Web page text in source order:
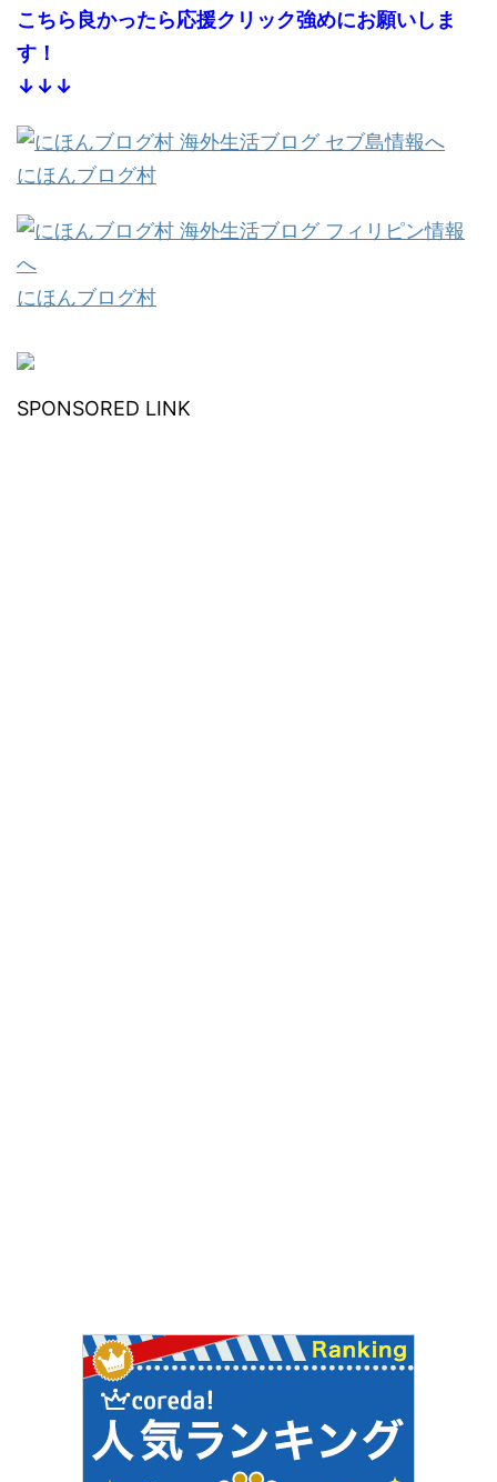
こちら良かったら応援クリック強めにお願いしま
す！
↓↓↓
にほんブログ村
にほんブログ村
SPONSORED LINK